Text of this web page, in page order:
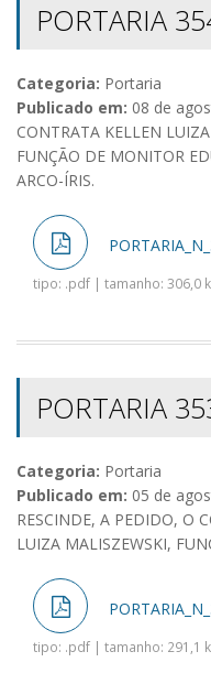
PORTARIA
Categoria: Portaria
Publicado em: 08 de
CONTRATA KELLEN
FUNÇÃO DE MONITOR
ARCO-ÍRIS.
tipo: .pdf | tamanho: 306,0
PORTARIA
Categoria: Portaria
Publicado em: 05 de
RESCINDE, A PEDIDO, O
LUIZA MALISZEWSKI,
tipo: .pdf | tamanho: 291,1